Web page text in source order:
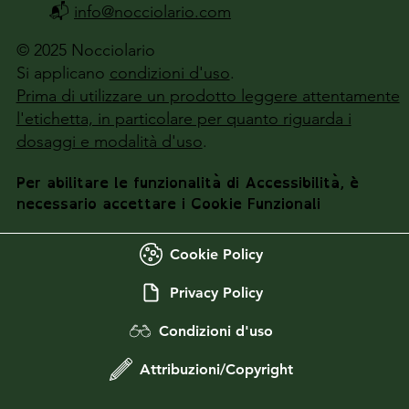
© 2025 Nocciolario
Si applicano condizioni d'uso.
Prima di utilizzare un prodotto leggere attentamente
l'etichetta, in particolare per quanto riguarda i
dosaggi e modalità d'uso.
Per abilitare le funzionalità di Accessibilità, è
necessario accettare i Cookie Funzionali
Condizioni d'uso
Attribuzioni/Copyright
Privacy Policy
Cookie Policy
📬 info@nocciolario.com